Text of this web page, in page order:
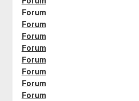
Forum
Forum
Forum
Forum
Forum
Forum
Forum
Forum